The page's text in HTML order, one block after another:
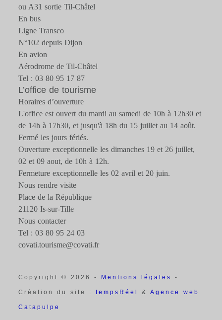
ou A31 sortie Til-Châtel
En bus
Ligne Transco
N°102 depuis Dijon
En avion
Aérodrome de Til-Châtel
Tel : 03 80 95 17 87
L’office de tourisme
Horaires d’ouverture
L'office est ouvert du mardi au samedi de 10h à 12h30 et
de 14h à 17h30, et jusqu'à 18h du 15 juillet au 14 août.
Fermé les jours fériés.
Ouverture exceptionnelle les dimanches 19 et 26 juillet,
02 et 09 aout, de 10h à 12h.
Fermeture exceptionnelle les 02 avril et 20 juin.
Nous rendre visite
Place de la République
21120 Is-sur-Tille
Nous contacter
Tel : 03 80 95 24 03
covati.tourisme@covati.fr
Copyright © 2026 - Mentions légales -
Création du site :tempsRéel&Agence web
Catapulpe